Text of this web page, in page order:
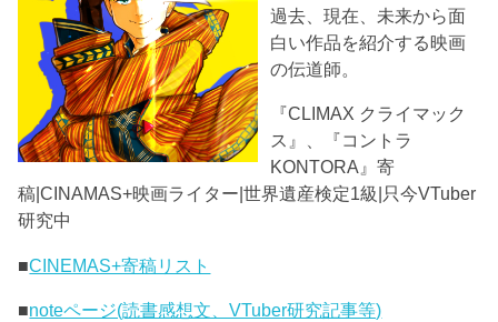
過去、現在、未来から面
白い作品を紹介する映画
の伝道師。
『CLIMAX クライマック
ス』、『コントラ
KONTORA』寄
稿|CINAMAS+映画ライター|世界遺産検定1級|只今VTuber
研究中
■CINEMAS+寄稿リスト
■noteページ(読書感想文、VTuber研究記事等)